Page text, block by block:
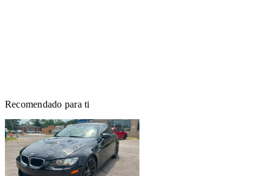
Recomendado para ti